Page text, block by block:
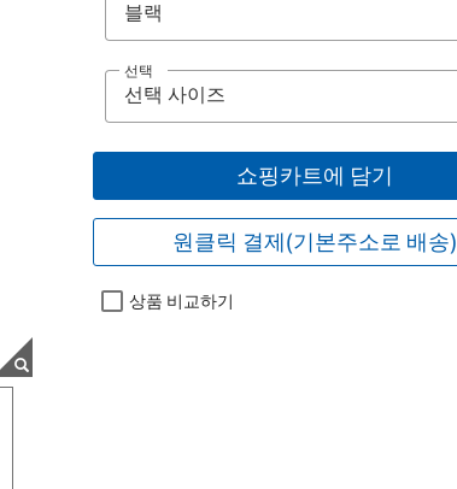
선택
쇼핑카트에 담기
원클릭 결제(기본주소로 배송)
상품 비교하기